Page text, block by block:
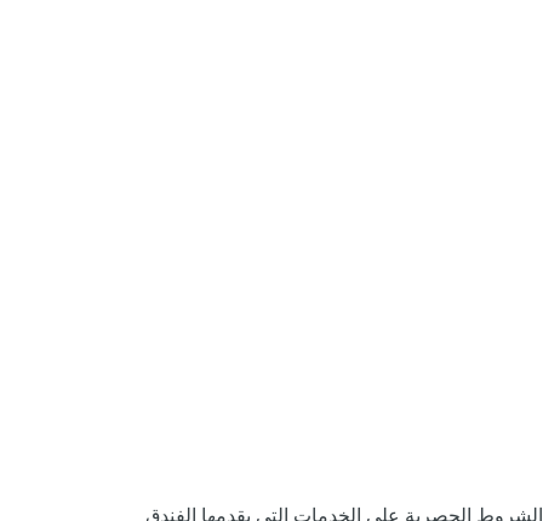
الشروط الحصرية على الخدمات التي يقدمها الفندق